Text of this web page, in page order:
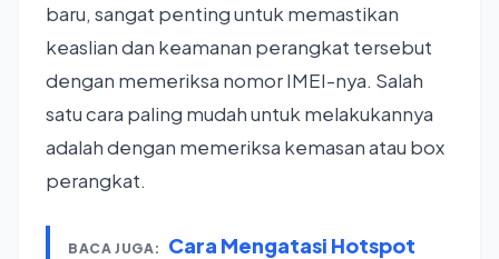
baru, sangat penting untuk memastikan
keaslian dan keamanan perangkat tersebut
dengan memeriksa nomor IMEI-nya. Salah
satu cara paling mudah untuk melakukannya
adalah dengan memeriksa kemasan atau box
perangkat.
BACA JUGA:
Cara Mengatasi Hotspot